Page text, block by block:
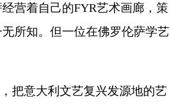
营着自己的FYR艺术画廊，策
所知。但一位在佛罗伦萨学艺
把意大利文艺复兴发源地的艺